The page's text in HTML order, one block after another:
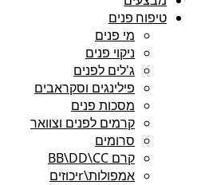
טיפוח פנים
מי פנים
ניקוי פנים
ג'לים לפנים
פילינגים וסקראבים
מסכות פנים
קרמים לפנים וצוואר
סרומים
קרם BB\DD\CC
אמפולות\rיכוזים